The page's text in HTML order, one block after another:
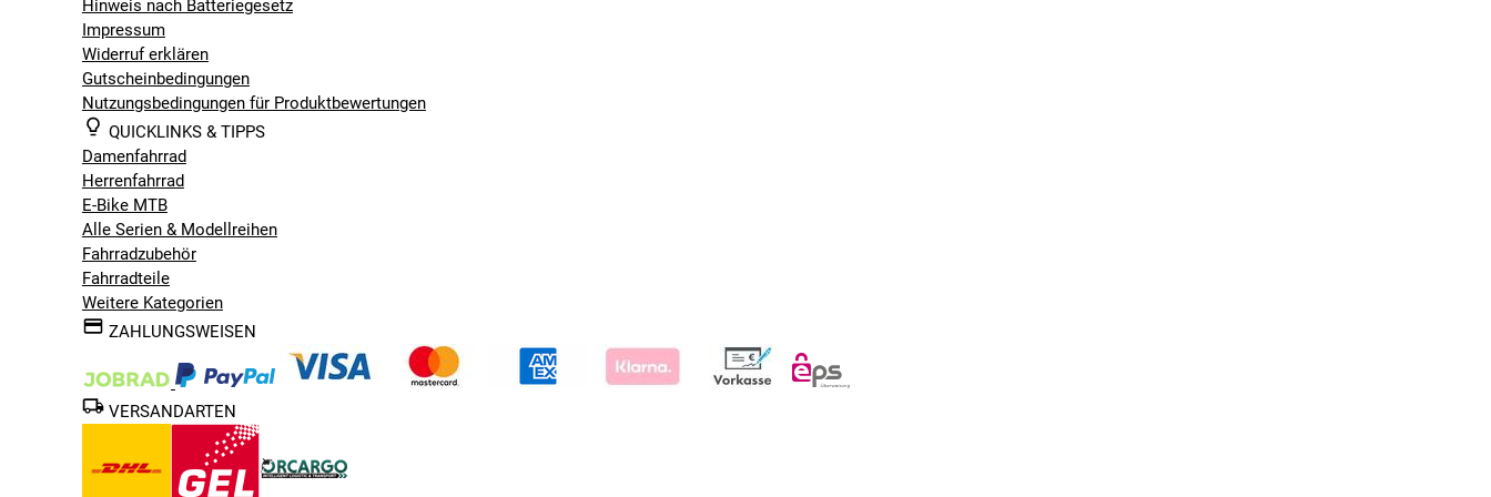
sehr viele verschiedene Einsatzmöglichkeiten
praktische Anbauteile
Hinweis nach Batteriegesetz
Impressum
Widerruf erklären
Gutscheinbedingungen
Nutzungsbedingungen für Produktbewertungen
QUICKLINKS & TIPPS
Damenfahrrad
Herrenfahrrad
E-Bike MTB
Alle Serien & Modellreihen
Fahrradzubehör
Fahrradteile
Weitere Kategorien
ZAHLUNGSWEISEN
VERSANDARTEN